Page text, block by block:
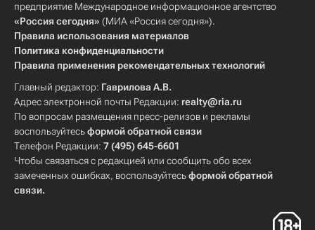
предприятие Международное информационное агентство
«Россия сегодня» (МИА «Россия сегодня»).
Правила использования материалов
Политика конфиденциальности
Правила применения рекомендательных технологий
Главный редактор: Гаврилова А.В.
Адрес электронной почты Редакции: realty@ria.ru
По вопросам размещения пресс-релизов и рекламы
воспользуйтесьформой обратной связи
Телефон Редакции: 7 (495) 645-6601
Чтобы связаться с редакцией или сообщить обо всех
замеченных ошибках, воспользуйтесьформой обратной
связи.